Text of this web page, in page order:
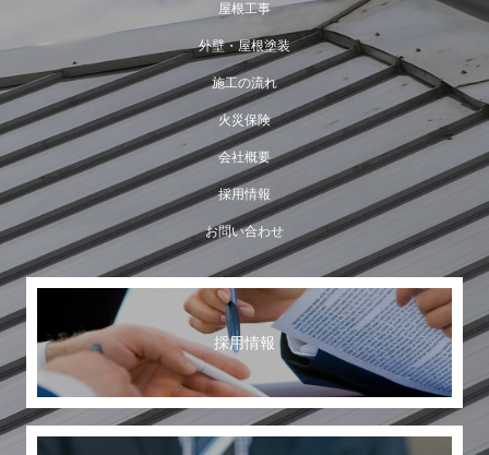
屋根工事
外壁・屋根塗装
施工の流れ
火災保険
会社概要
採用情報
お問い合わせ
採用情報